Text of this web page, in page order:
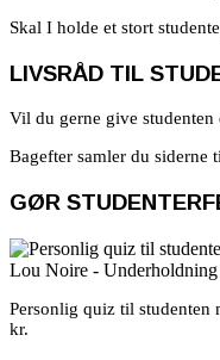
Skal I holde et stort
LIVSRÅD TIL
Vil du gerne give
Bagefter samler du siderne
GØR
Personlig quiz til studenten
kr.